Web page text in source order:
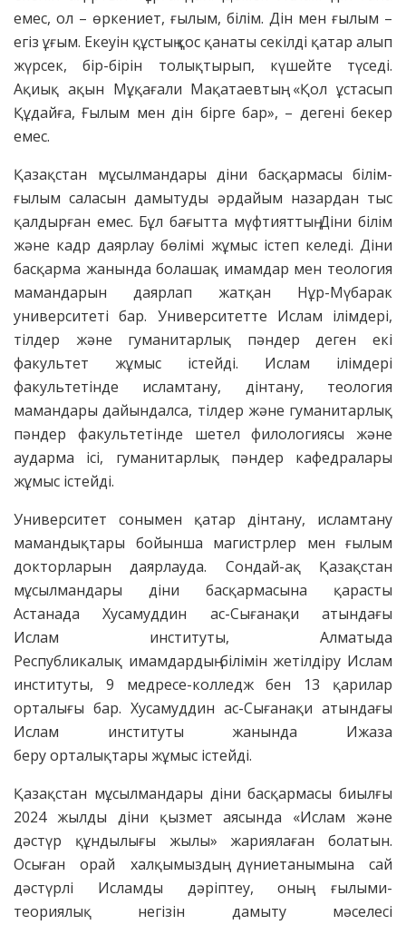
емес, ол – өркениет, ғылым, білім. Дін мен ғылым –
егіз ұғым. Екеуін құстың қос қанаты секілді қатар алып
жүрсек, бір-бірін толықтырып, күшейте түседі.
Ақиық ақын Мұқағали Мақатаевтың: «Қол ұстасып
Құдайға, Ғылым мен дін бірге бар», – дегені бекер
емес.
Қазақстан мұсылмандары діни басқармасы білім-
ғылым саласын дамытуды әрдайым назардан тыс
қалдырған емес. Бұл бағытта мүфтияттың Діни білім
және кадр даярлау бөлімі жұмыс істеп келеді. Діни
басқарма жанында болашақ имамдар мен теология
мамандарын даярлап жатқан Нұр-Мүбарак
университеті бар. Университетте Ислам ілімдері,
тілдер және гуманитарлық пәндер деген екі
факультет жұмыс істейді. Ислам ілімдері
факультетінде исламтану, дінтану, теология
мамандары дайындалса, тілдер және гуманитарлық
пәндер факультетінде шетел филологиясы және
аударма ісі, гуманитарлық пәндер кафедралары
жұмыс істейді.
Университет сонымен қатар дінтану, исламтану
мамандықтары бойынша магистрлер мен ғылым
докторларын даярлауда. Сондай-ақ Қазақстан
мұсылмандары діни басқармасына қарасты
Астанада Хусамуддин ас-Сығанақи атындағы
Ислам институты, Алматыда
Республикалық имамдардың білімін жетілдіру Ислам
институты, 9 медресе-колледж бен 13 қарилар
орталығы бар. Хусамуддин ас-Сығанақи атындағы
Ислам институты жанында Ижаза
беру орталықтары жұмыс істейді.
Қазақстан мұсылмандары діни басқармасы биылғы
2024 жылды діни қызмет аясында «Ислам және
дәстүр құндылығы жылы» жариялаған болатын.
Осыған орай халқымыздың дүниетанымына сай
дәстүрлі Исламды дәріптеу, оның ғылыми-
теориялық негізін дамыту мәселесі